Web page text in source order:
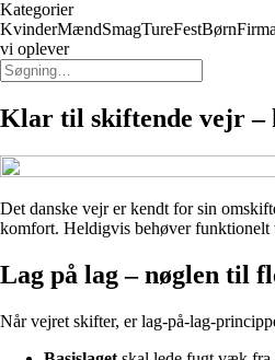
Kategorier
KvinderMændSmagTureFestBørnFirma
vi oplever
Klar til skiftende vejr –
Det danske vejr er kendt for sin
komfort. Heldigvis behøver funktionelt
Lag på lag – nøglen til
Når vejret skifter, er lag-på-lag-